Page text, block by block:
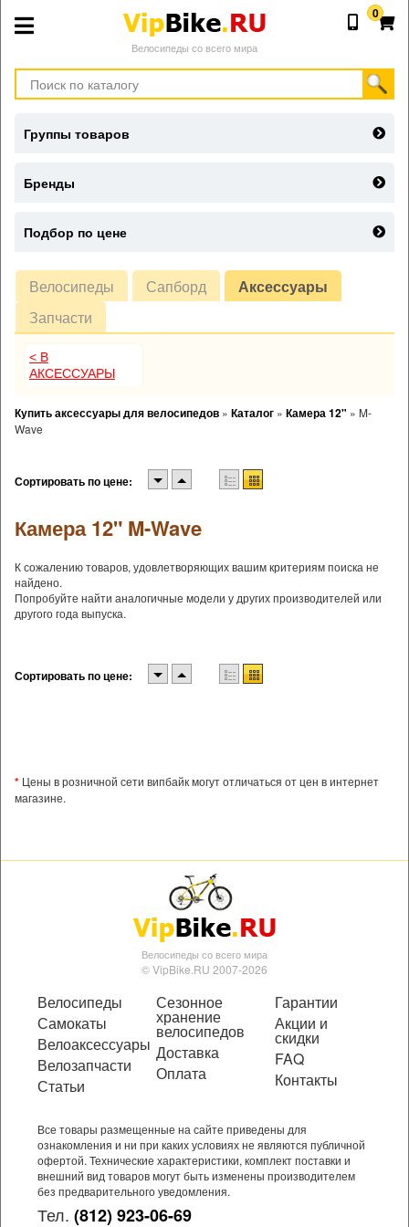
Велосипеды со всего мира
0
Велосипеды Сапборд
Аксессуары
Запчасти
< В
АКСЕССУАРЫ
Купить аксессуары для велосипедов » Каталог » Камера 12" » M-
Wave
Сортировать по цене:
Камера 12" M-Wave
К сожалению товаров, удовлетворяющих вашим критериям поиска не
найдено.
Попробуйте найти аналогичные модели у других производителей или
другого года выпуска.
Сортировать по цене:
* Цены в розничной сети випбайк могут отличаться от цен в интернет
магазине.
Группы товаров
Бренды
Подбор по цене
Велосипеды со всего мира
© VipBike.RU 2007-2026
Велосипеды
Самокаты
Велоаксессуары
Велозапчасти
Статьи
Сезонное
хранение
велосипедов
Доставка
Оплата
Гарантии
Акции и
скидки
FAQ
Контакты
Все товары размещенные на сайте приведены для
ознакомления и ни при каких условиях не являются публичной
офертой. Технические характеристики, комплект поставки и
внешний вид товаров могут быть изменены производителем
без предварительного уведомления.
Тел. (812) 923-06-69